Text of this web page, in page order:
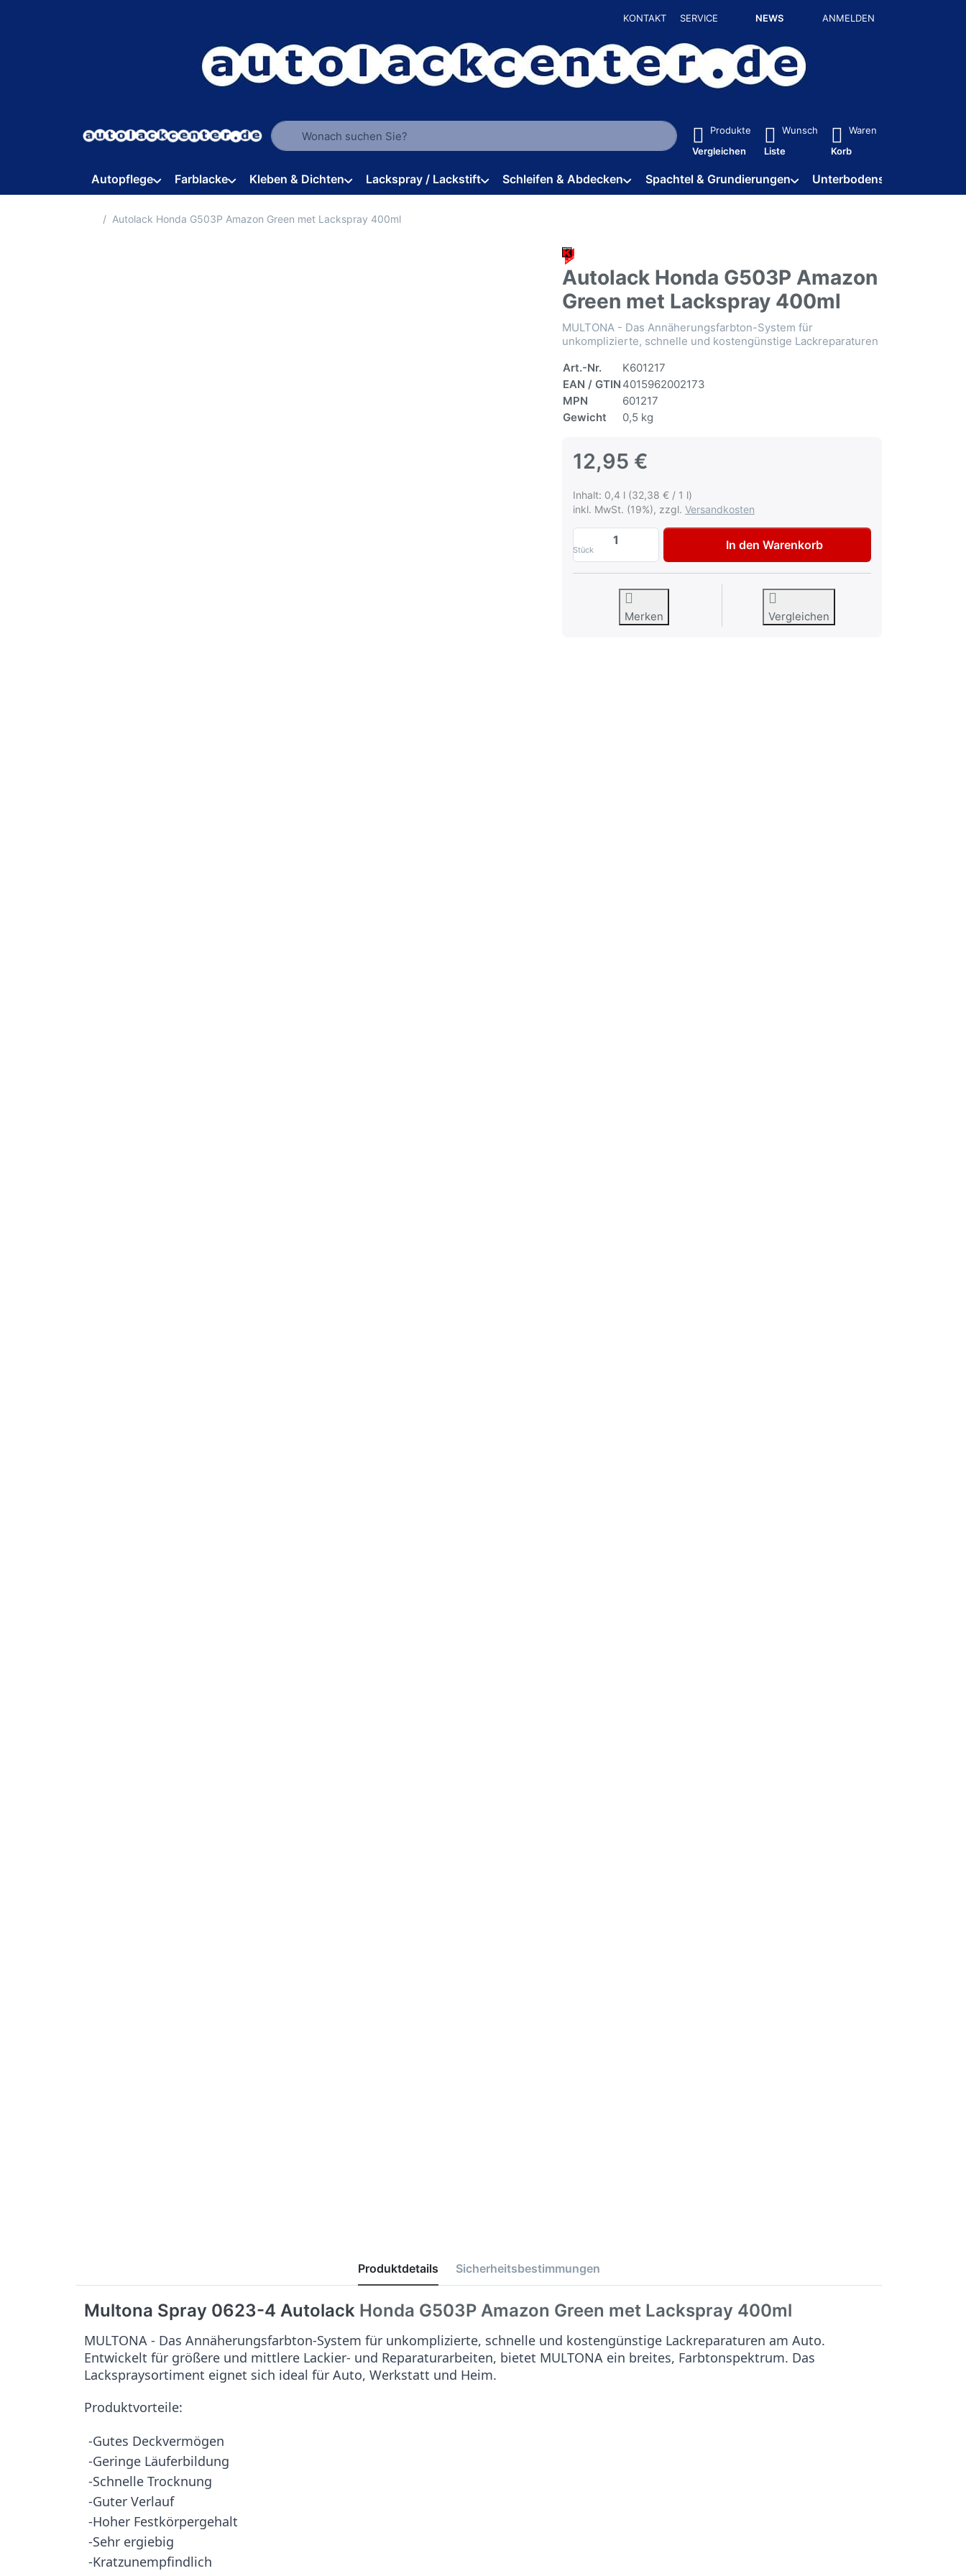
KONTAKT SERVICE NEWS ANMELDEN
Geben Sie einen Suchbegriff ein. Während Sie tippen, erscheinen automatisch erste Ergebnisse. Drücken Sie die Eingabetaste, um alle
Produkte
Vergleichen
Wunsch
Liste
Waren
Korb
Autopflege Farblacke Kleben & Dichten Lackspray / Lackstift Schleifen & Abdecken Spachtel & Grundierungen Unterbodenschutz / HV
Startseite
Autolack Honda G503P Amazon Green met Lackspray 400ml
Autolack Honda G503P Amazon
Green met Lackspray 400ml
MULTONA - Das Annäherungsfarbton-System für
unkomplizierte, schnelle und kostengünstige Lackreparaturen
Art.-Nr.
K601217
EAN / GTIN 4015962002173
MPN
601217
Gewicht
0,5 kg
12,95 €
Inhalt: 0,4 l (32,38 € / 1 l)
inkl. MwSt. (19%), zzgl. Versandkosten
Stück
Autolack Honda G503P Amazon Green met Lackspray
In den Warenkorb
Merken Vergleichen
Produktdetails Sicherheitsbestimmungen
Multona Spray 0623-4 Autolack Honda G503P Amazon Green met Lackspray 400ml
MULTONA - Das Annäherungsfarbton-System für unkomplizierte, schnelle und kostengünstige Lackreparaturen am Auto.
Entwickelt für größere und mittlere Lackier- und Reparaturarbeiten, bietet MULTONA ein breites, Farbtonspektrum. Das
Lackspraysortiment eignet sich ideal für Auto, Werkstatt und Heim.
Produktvorteile:
-Gutes Deckvermögen
-Geringe Läuferbildung
-Schnelle Trocknung
-Guter Verlauf
-Hoher Festkörpergehalt
-Sehr ergiebig
-Kratzunempfindlich